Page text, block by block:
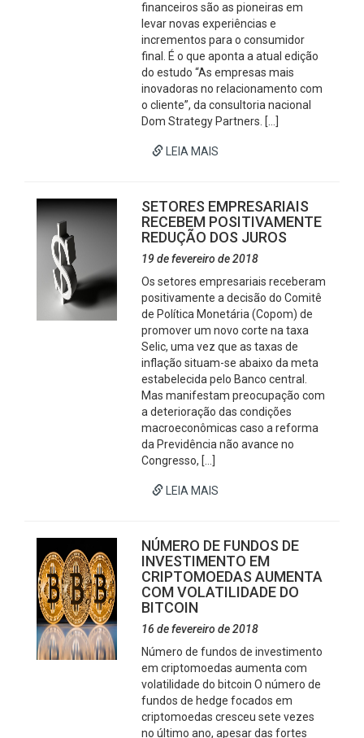
financeiros são as pioneiras em
levar novas experiências e
incrementos para o consumidor
final. É o que aponta a atual edição
do estudo “As empresas mais
inovadoras no relacionamento com
o cliente”, da consultoria nacional
Dom Strategy Partners. […]
LEIA MAIS
SETORES EMPRESARIAIS
RECEBEM POSITIVAMENTE
REDUÇÃO DOS JUROS
19 de fevereiro de 2018
Os setores empresariais receberam
positivamente a decisão do Comitê
de Política Monetária (Copom) de
promover um novo corte na taxa
Selic, uma vez que as taxas de
inflação situam-se abaixo da meta
estabelecida pelo Banco central.
Mas manifestam preocupação com
a deterioração das condições
macroeconômicas caso a reforma
da Previdência não avance no
Congresso, […]
LEIA MAIS
NÚMERO DE FUNDOS DE
INVESTIMENTO EM
CRIPTOMOEDAS AUMENTA
COM VOLATILIDADE DO
BITCOIN
16 de fevereiro de 2018
Número de fundos de investimento
em criptomoedas aumenta com
volatilidade do bitcoin O número de
fundos de hedge focados em
criptomoedas cresceu sete vezes
no último ano, apesar das fortes